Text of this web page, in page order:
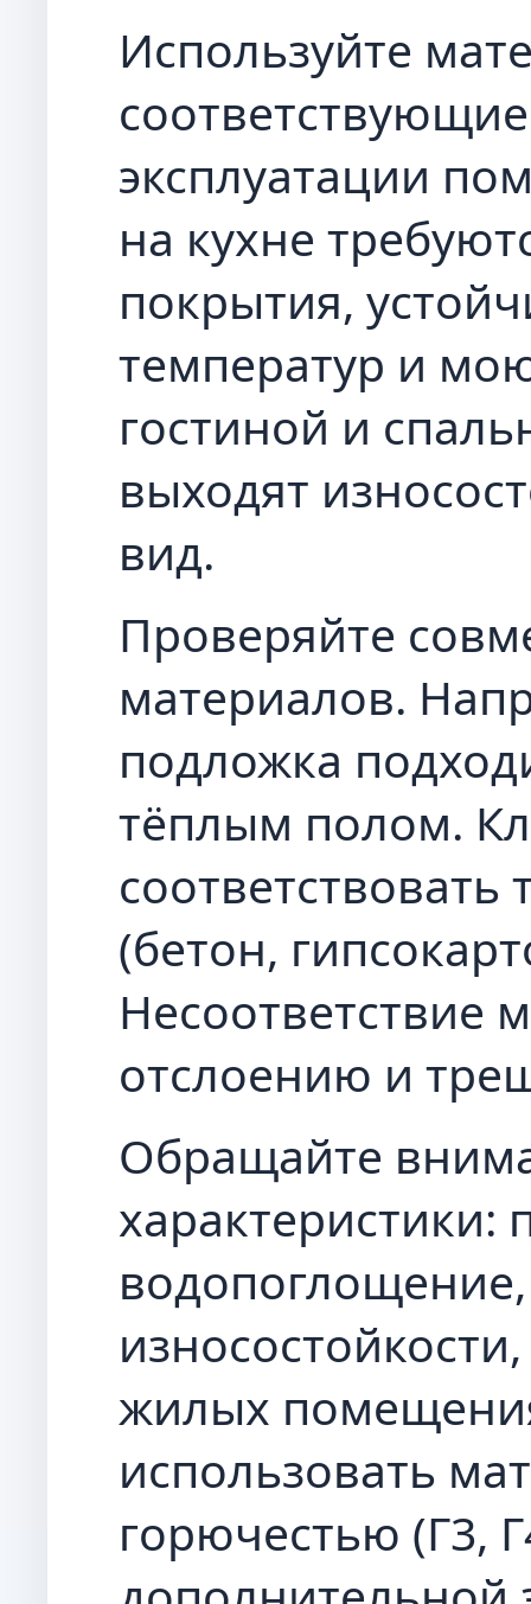
Используйте
эксплуатации
на кухне
покрытия,
температур и
гостиной и
выходят
вид.
Проверяйте
материалов.
подложка
тёплым полом.
(бетон,
Несоответствие
отслоению и
Обращайте
характеристики:
водопоглощение,
жилых
использовать
горючестью (Г3,